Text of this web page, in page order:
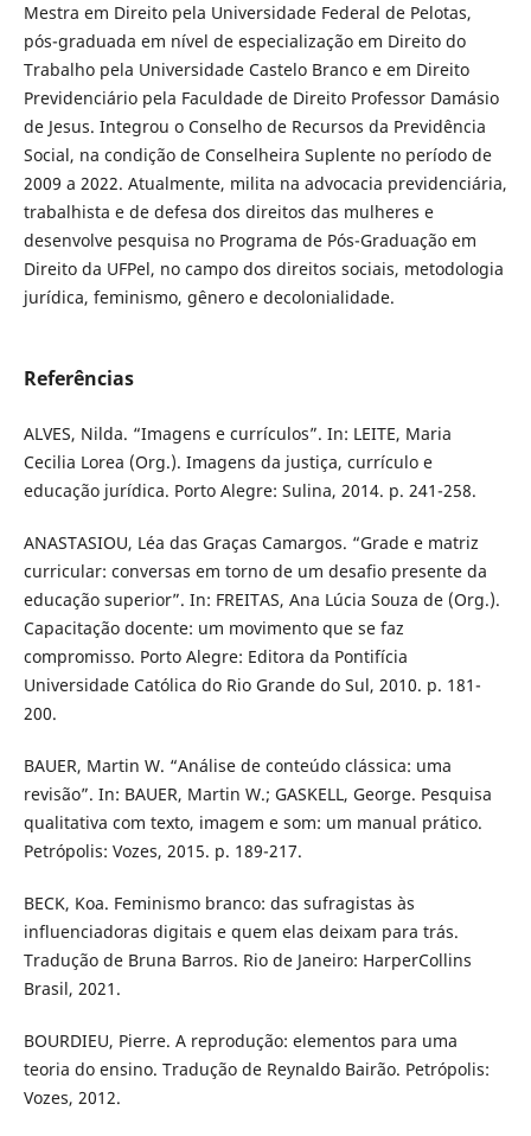
Mestra em Direito pela Universidade Federal de Pelotas,
pós-graduada em nível de especialização em Direito do
Trabalho pela Universidade Castelo Branco e em Direito
Previdenciário pela Faculdade de Direito Professor Damásio
de Jesus. Integrou o Conselho de Recursos da Previdência
Social, na condição de Conselheira Suplente no período de
2009 a 2022. Atualmente, milita na advocacia previdenciária,
trabalhista e de defesa dos direitos das mulheres e
desenvolve pesquisa no Programa de Pós-Graduação em
Direito da UFPel, no campo dos direitos sociais, metodologia
jurídica, feminismo, gênero e decolonialidade.
Referências
ALVES, Nilda. “Imagens e currículos”. In: LEITE, Maria
Cecilia Lorea (Org.). Imagens da justiça, currículo e
educação jurídica. Porto Alegre: Sulina, 2014. p. 241-258.
ANASTASIOU, Léa das Graças Camargos. “Grade e matriz
curricular: conversas em torno de um desafio presente da
educação superior”. In: FREITAS, Ana Lúcia Souza de (Org.).
Capacitação docente: um movimento que se faz
compromisso. Porto Alegre: Editora da Pontifícia
Universidade Católica do Rio Grande do Sul, 2010. p. 181-
200.
BAUER, Martin W. “Análise de conteúdo clássica: uma
revisão”. In: BAUER, Martin W.; GASKELL, George. Pesquisa
qualitativa com texto, imagem e som: um manual prático.
Petrópolis: Vozes, 2015. p. 189-217.
BECK, Koa. Feminismo branco: das sufragistas às
influenciadoras digitais e quem elas deixam para trás.
Tradução de Bruna Barros. Rio de Janeiro: HarperCollins
Brasil, 2021.
BOURDIEU, Pierre. A reprodução: elementos para uma
teoria do ensino. Tradução de Reynaldo Bairão. Petrópolis:
Vozes, 2012.